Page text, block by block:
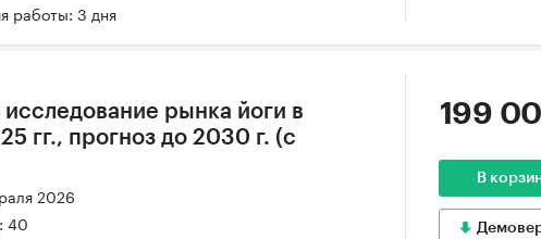
работы: 3 дня
рынка йоги в
гг., прогноз до 2030 г. (с
2026
40
199
В